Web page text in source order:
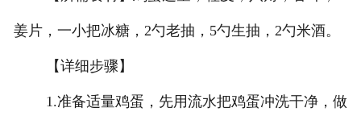
姜片，一小把冰糖，2勺老抽，5勺生抽，2勺米酒。
【详细步骤】
1.准备适量鸡蛋，先用流水把鸡蛋冲洗干净，做